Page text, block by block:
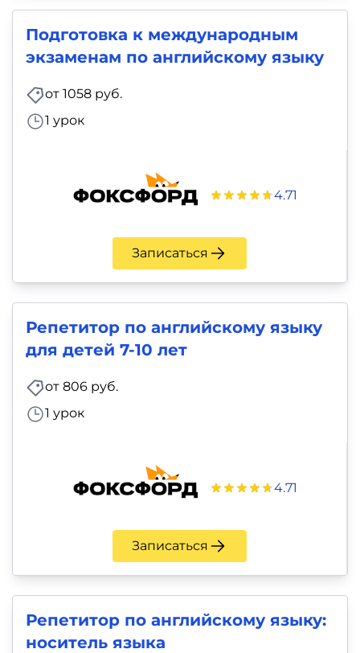
Подготовка к международным
экзаменам по английскому языку
от 1058 руб.
1 урок
4.71
Записаться
Репетитор по английскому языку
для детей 7-10 лет
от 806 руб.
1 урок
4.71
Записаться
Репетитор по английскому языку:
носитель языка